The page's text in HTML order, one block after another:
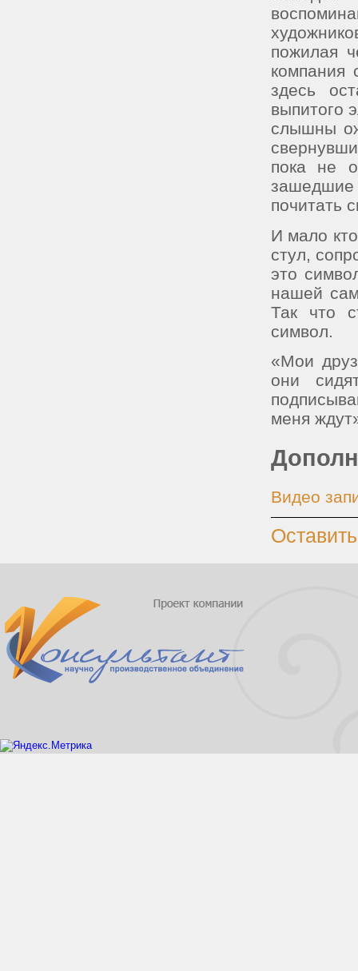
пожилая
компания
здесь
выпитого
слышны
пока не
почитать
И мало
стул,
это
нашей
Так что
символ.
«Мои
они
меня
Видео